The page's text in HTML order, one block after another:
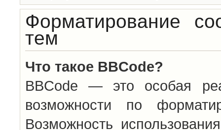
Форматирование
тем
Что такое BBCode?
BBCode — это особая
возможности по
Возможность